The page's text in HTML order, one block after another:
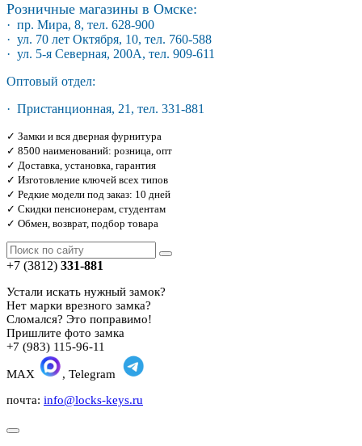
Розничные магазины в Омске:
· пр. Мира, 8, тел. 628-900
· ул. 70 лет Октября, 10, тел. 760-588
· ул. 5-я Северная, 200А, тел. 909-611
Оптовый отдел:
· Пристанционная, 21, тел. 331-881
✓ Замки и вся дверная фурнитура
✓ 8500 наименований: розница, опт
✓ Доставка, установка, гарантия
✓ Изготовление ключей всех типов
✓ Редкие модели под заказ: 10 дней
✓ Скидки пенсионерам, студентам
✓ Обмен, возврат, подбор товара
+7 (3812) 331-881
Устали искать нужный замок?
Нет марки врезного замка?
Сломался? Это поправимо!
Пришлите фото замка
+7 (983) 115-96-11
MAX
, Telegram
почта: info@locks-keys.ru